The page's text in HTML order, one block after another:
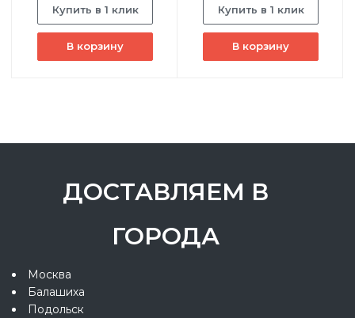
Купить в 1 клик
В корзину
Купить в 1 клик
В корзину
ДОСТАВЛЯЕМ В
ГОРОДА
Москва
Балашиха
Подольск